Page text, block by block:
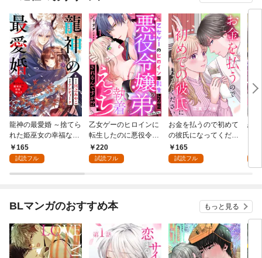
龍神の最愛婚 ～捨てら
れた姫巫女の幸福な嫁
入り～: 1
165
試読フル
乙女ゲーのヒロインに
転生したのに悪役令嬢
の弟（攻略対象外）に
執着えっちされるんで
220
試読フル
お金を払うので初めて
の彼氏になってくださ
い: 1
165
試読フル
恋
BLマンガのおすすめ本 もっと見る